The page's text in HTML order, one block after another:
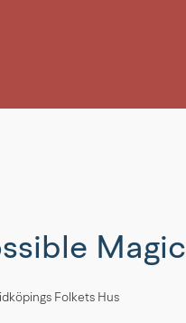
Magic
Folkets Hus